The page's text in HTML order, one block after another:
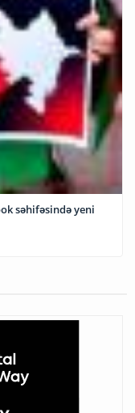
səhifəsində yeni